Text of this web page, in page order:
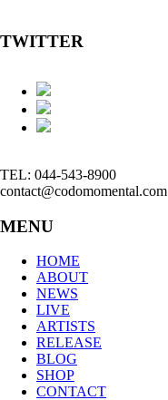
TWITTER
TEL: 044-543-8900
contact@codomomental.com
MENU
HOME
ABOUT
NEWS
LIVE
ARTISTS
RELEASE
BLOG
SHOP
CONTACT